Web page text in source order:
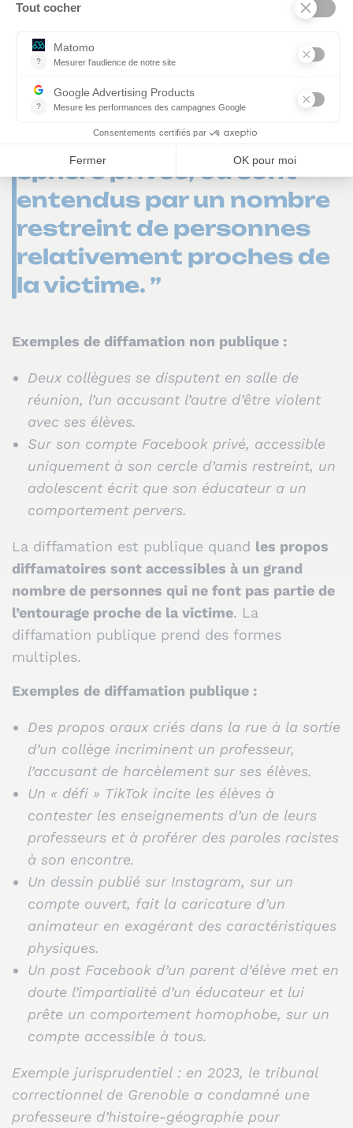
publique et non publique ?
“ La diffamation est non
publique lorsque les
propos restent dans la
sphère privée, ou sont
entendus par un nombre
restreint de personnes
relativement proches de
la victime. ”
Exemples de diffamation non publique :
Deux collègues se disputent en salle de
réunion, l’un accusant l’autre d’être violent
avec ses élèves.
Sur son compte Facebook privé, accessible
uniquement à son cercle d’amis restreint, un
adolescent écrit que son éducateur a un
comportement pervers.
La diffamation est publique quand les propos
diffamatoires sont accessibles à un grand
nombre de personnes qui ne font pas partie de
l’entourage proche de la victime. La
diffamation publique prend des formes
multiples.
Exemples de diffamation publique :
Des propos oraux criés dans la rue à la sortie
d’un collège incriminent un professeur,
l’accusant de harcèlement sur ses élèves.
Un « défi » TikTok incite les élèves à
contester les enseignements d’un de leurs
professeurs et à proférer des paroles racistes
à son encontre.
Un dessin publié sur Instagram, sur un
compte ouvert, fait la caricature d’un
animateur en exagérant des caractéristiques
physiques.
Un post Facebook d’un parent d’élève met en
doute l’impartialité d’un éducateur et lui
prête un comportement homophobe, sur un
compte accessible à tous.
Exemple jurisprudentiel : en 2023, le tribunal
correctionnel de Grenoble a condamné une
professeure d’histoire-géographie pour